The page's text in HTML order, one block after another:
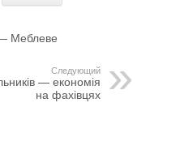
Меблеве
Следующий
— економія
на фахівцях